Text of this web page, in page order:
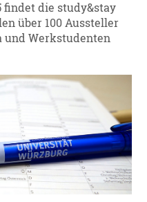
findet die study&stay
über 100 Aussteller
und Werkstudenten